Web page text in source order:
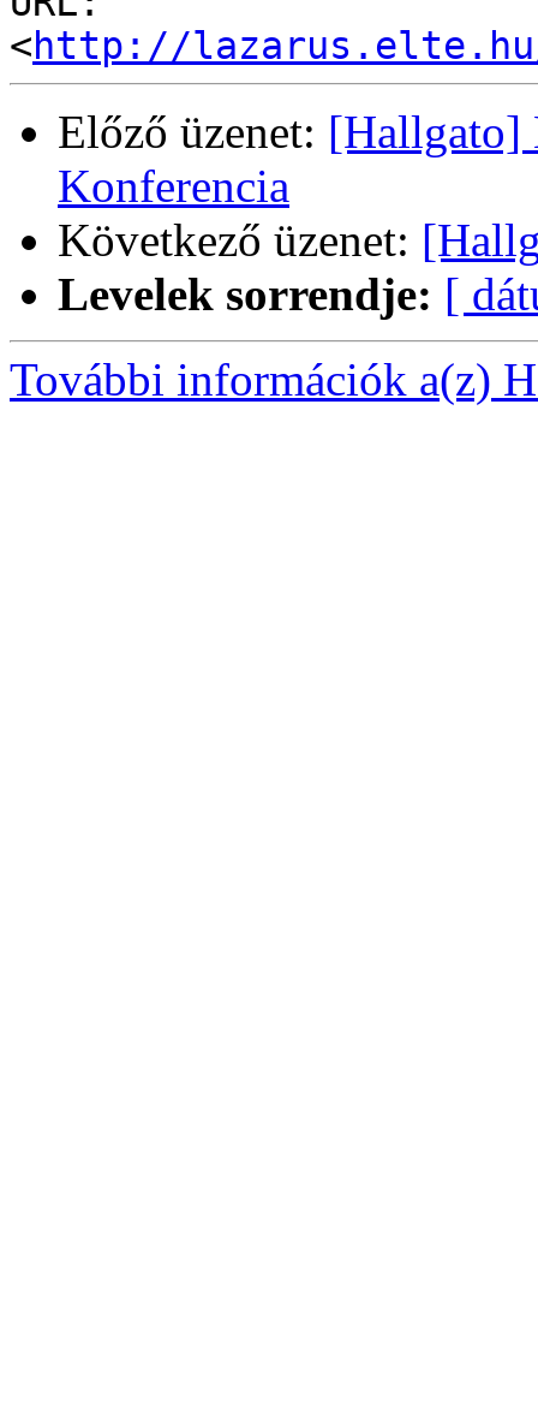
<http://lazarus.elte.hu/
Előző üzenet: [Hallgato]
Konferencia
Következő üzenet:
Levelek sorrendje: [
További információk a(z)